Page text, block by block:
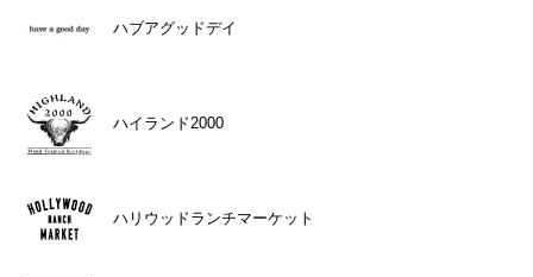
ハブアグッドデイ
ハイランド2000
ハリウッドランチマーケット